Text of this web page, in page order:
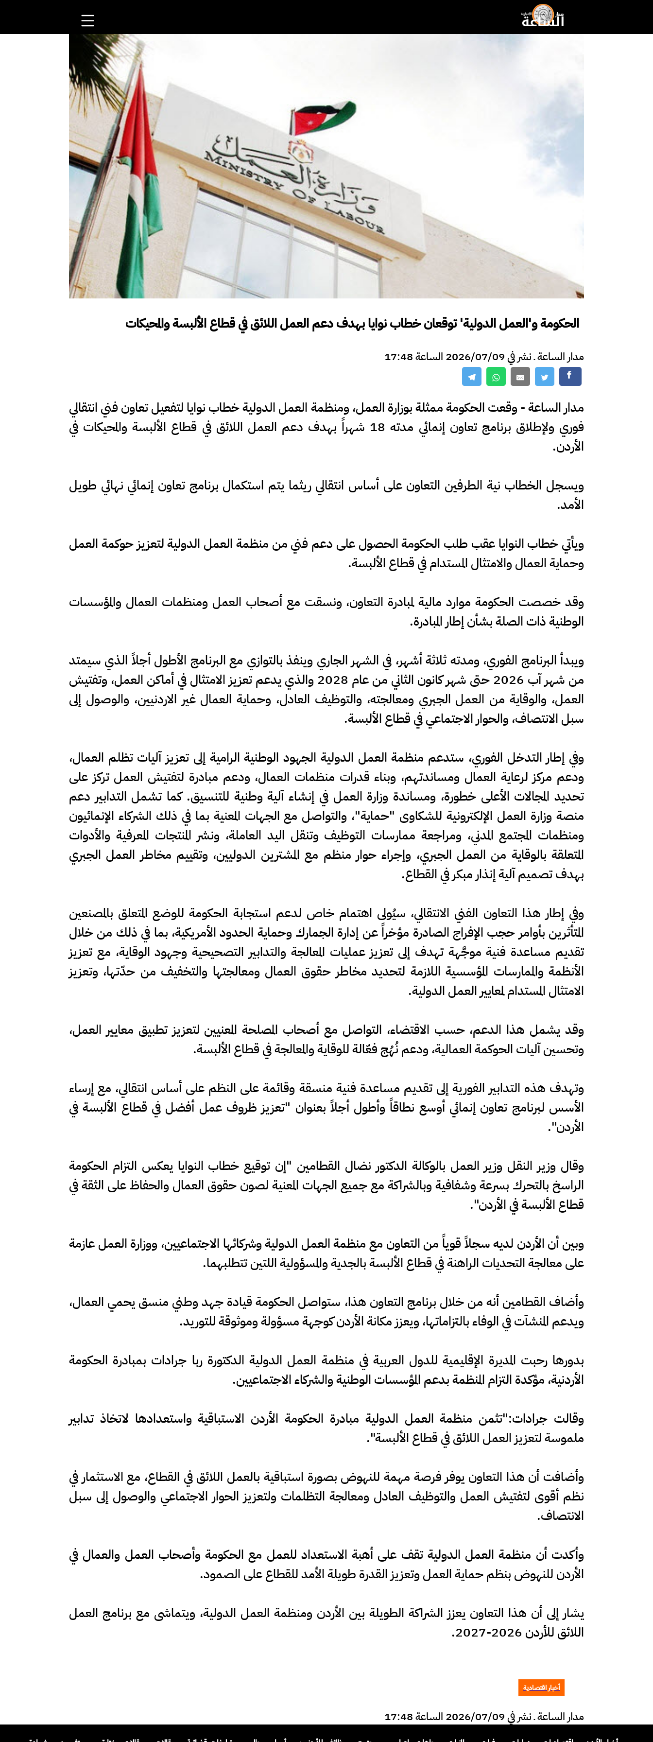
الحكومة و'العمل الدولية' توقعان خطاب نوايا بهدف دعم العمل اللائق في قطاع الألبسة والمحيكات
مدار الساعة ـ نشر في 2026/07/09 الساعة 17:48
مدار الساعة - وقعت الحكومة ممثلة بوزارة العمل، ومنظمة العمل الدولية خطاب نوايا لتفعيل تعاون فني انتقالي
فوري ولإطلاق برنامج تعاون إنمائي مدته 18 شهراً بهدف دعم العمل اللائق في قطاع الألبسة والمحيكات في
الأردن.
ويسجل الخطاب نية الطرفين التعاون على أساس انتقالي ريثما يتم استكمال برنامج تعاون إنمائي نهائي طويل
الأمد.
ويأتي خطاب النوايا عقب طلب الحكومة الحصول على دعم فني من منظمة العمل الدولية لتعزيز حوكمة العمل
وحماية العمال والامتثال المستدام في قطاع الألبسة.
وقد خصصت الحكومة موارد مالية لمبادرة التعاون، ونسقت مع أصحاب العمل ومنظمات العمال والمؤسسات
الوطنية ذات الصلة بشأن إطار المبادرة.
ويبدأ البرنامج الفوري، ومدته ثلاثة أشهر، في الشهر الجاري وينفذ بالتوازي مع البرنامج الأطول أجلاً الذي سيمتد
من شهر آب 2026 حتى شهر كانون الثاني من عام 2028 والذي يدعم تعزيز الامتثال في أماكن العمل، وتفتيش
العمل، والوقاية من العمل الجبري ومعالجته، والتوظيف العادل، وحماية العمال غير الاردنيين، والوصول إلى
سبل الانتصاف، والحوار الاجتماعي في قطاع الألبسة.
وفي إطار التدخل الفوري، ستدعم منظمة العمل الدولية الجهود الوطنية الرامية إلى تعزيز آليات تظلم العمال،
ودعم مركز لرعاية العمال ومساندتهم، وبناء قدرات منظمات العمال، ودعم مبادرة لتفتيش العمل تركز على
تحديد المجالات الأعلى خطورة، ومساندة وزارة العمل في إنشاء آلية وطنية للتنسيق. كما تشمل التدابير دعم
منصة وزارة العمل الإلكترونية للشكاوى "حماية"، والتواصل مع الجهات المعنية بما في ذلك الشركاء الإنمائيون
ومنظمات المجتمع المدني، ومراجعة ممارسات التوظيف وتنقل اليد العاملة، ونشر المنتجات المعرفية والأدوات
المتعلقة بالوقاية من العمل الجبري، وإجراء حوار منظم مع المشترين الدوليين، وتقييم مخاطر العمل الجبري
بهدف تصميم آلية إنذار مبكر في القطاع.
وفي إطار هذا التعاون الفني الانتقالي، سيُولى اهتمام خاص لدعم استجابة الحكومة للوضع المتعلق بالمصنعين
المتأثرين بأوامر حجب الإفراج الصادرة مؤخراً عن إدارة الجمارك وحماية الحدود الأمريكية، بما في ذلك من خلال
تقديم مساعدة فنية موجَّهة تهدف إلى تعزيز عمليات المعالجة والتدابير التصحيحية وجهود الوقاية، مع تعزيز
الأنظمة والممارسات المؤسسية اللازمة لتحديد مخاطر حقوق العمال ومعالجتها والتخفيف من حدّتها، وتعزيز
الامتثال المستدام لمعايير العمل الدولية.
وقد يشمل هذا الدعم، حسب الاقتضاء، التواصل مع أصحاب المصلحة المعنيين لتعزيز تطبيق معايير العمل،
وتحسين آليات الحوكمة العمالية، ودعم نُهُج فعّالة للوقاية والمعالجة في قطاع الألبسة.
وتهدف هذه التدابير الفورية إلى تقديم مساعدة فنية منسقة وقائمة على النظم على أساس انتقالي، مع إرساء
الأسس لبرنامج تعاون إنمائي أوسع نطاقاً وأطول أجلاً بعنوان "تعزيز ظروف عمل أفضل في قطاع الألبسة في
الأردن".
وقال وزير النقل وزير العمل بالوكالة الدكتور نضال القطامين "إن توقيع خطاب النوايا يعكس التزام الحكومة
الراسخ بالتحرك بسرعة وشفافية وبالشراكة مع جميع الجهات المعنية لصون حقوق العمال والحفاظ على الثقة في
قطاع الألبسة في الأردن".
وبين أن الأردن لديه سجلاً قوياً من التعاون مع منظمة العمل الدولية وشركائها الاجتماعيين، ووزارة العمل عازمة
على معالجة التحديات الراهنة في قطاع الألبسة بالجدية والمسؤولية اللتين تتطلبهما.
وأضاف القطامين أنه من خلال برنامج التعاون هذا، ستواصل الحكومة قيادة جهد وطني منسق يحمي العمال،
ويدعم المنشآت في الوفاء بالتزاماتها، ويعزز مكانة الأردن كوجهة مسؤولة وموثوقة للتوريد.
بدورها رحبت المديرة الإقليمية للدول العربية في منظمة العمل الدولية الدكتورة ربا جرادات بمبادرة الحكومة
الأردنية، مؤكدة التزام المنظمة بدعم المؤسسات الوطنية والشركاء الاجتماعيين.
وقالت جرادات:"تثمن منظمة العمل الدولية مبادرة الحكومة الأردن الاستباقية واستعدادها لاتخاذ تدابير
ملموسة لتعزيز العمل اللائق في قطاع الألبسة".
وأضافت أن هذا التعاون يوفر فرصة مهمة للنهوض بصورة استباقية بالعمل اللائق في القطاع، مع الاستثمار في
نظم أقوى لتفتيش العمل والتوظيف العادل ومعالجة التظلمات ولتعزيز الحوار الاجتماعي والوصول إلى سبل
الانتصاف.
وأكدت أن منظمة العمل الدولية تقف على أهبة الاستعداد للعمل مع الحكومة وأصحاب العمل والعمال في
الأردن للنهوض بنظم حماية العمل وتعزيز القدرة طويلة الأمد للقطاع على الصمود.
يشار إلى أن هذا التعاون يعزز الشراكة الطويلة بين الأردن ومنظمة العمل الدولية، ويتماشى مع برنامج العمل
اللائق للأردن 2026-2027.
أخبار اقتصادية
مدار الساعة ـ نشر في 2026/07/09 الساعة 17:48